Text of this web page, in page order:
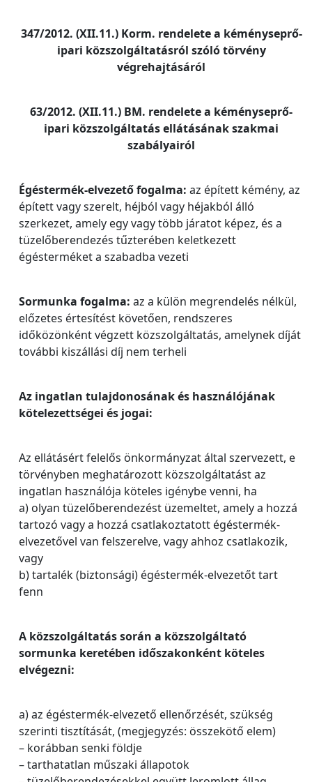
347/2012. (XII.11.) Korm. rendelete a kéményseprő-
ipari közszolgáltatásról szóló törvény
végrehajtásáról
63/2012. (XII.11.) BM. rendelete a kéményseprő-
ipari közszolgáltatás ellátásának szakmai
szabályairól
Égéstermék-elvezető fogalma: az épített kémény, az
épített vagy szerelt, héjból vagy héjakból álló
szerkezet, amely egy vagy több járatot képez, és a
tüzelőberendezés tűzterében keletkezett
égésterméket a szabadba vezeti
Sormunka fogalma: az a külön megrendelés nélkül,
előzetes értesítést követően, rendszeres
időközönként végzett közszolgáltatás, amelynek díját
további kiszállási díj nem terheli
Az ingatlan tulajdonosának és használójának
kötelezettségei és jogai:
Az ellátásért felelős önkormányzat által szervezett, e
törvényben meghatározott közszolgáltatást az
ingatlan használója köteles igénybe venni, ha
a) olyan tüzelőberendezést üzemeltet, amely a hozzá
tartozó vagy a hozzá csatlakoztatott égéstermék-
elvezetővel van felszerelve, vagy ahhoz csatlakozik,
vagy
b) tartalék (biztonsági) égéstermék-elvezetőt tart
fenn
A közszolgáltatás során a közszolgáltató
sormunka keretében időszakonként köteles
elvégezni:
a) az égéstermék-elvezető ellenőrzését, szükség
szerinti tisztítását, (megjegyzés: összekötő elem)
– korábban senki földje
– tarthatatlan műszaki állapotok